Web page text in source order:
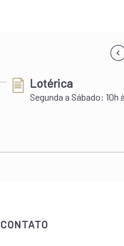
Lotérica
Segunda a Sábado: 10h
CONTATO